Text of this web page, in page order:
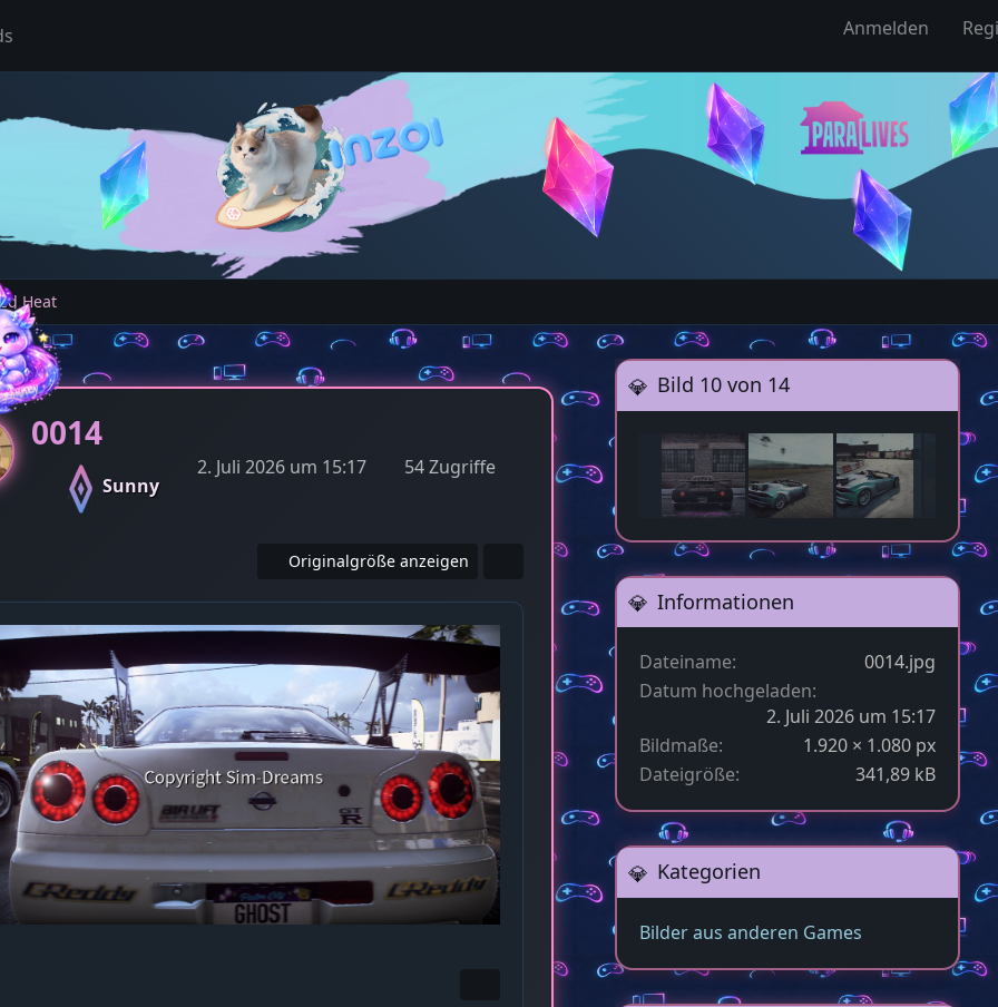
Anmelden
Heat
0014
Sunny
2. Juli 2026 um 15:17 54 Zugriffe
Originalgröße anzeigen
Bild 10 von 14
Informationen
Dateiname
0014.jpg
Datum hochgeladen
2. Juli 2026 um 15:17
Bildmaße
1.920 × 1.080 px
Dateigröße
341,89 kB
Kategorien
Bilder aus anderen Games